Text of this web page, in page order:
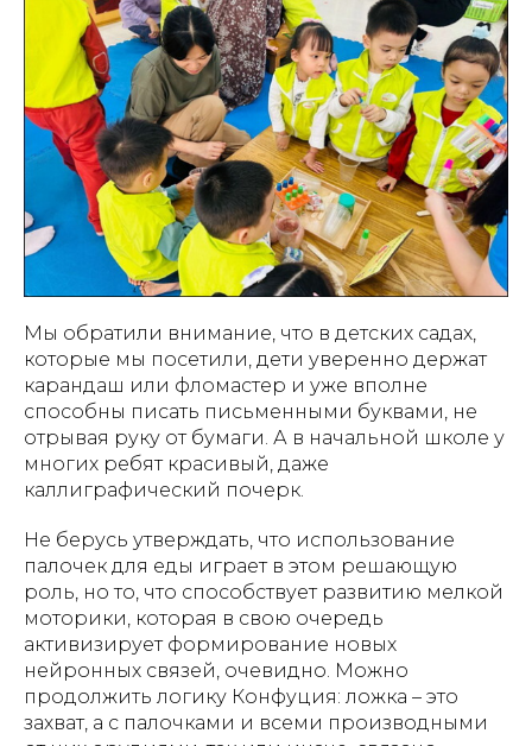
Мы обратили внимание, что в детских садах,
которые мы посетили, дети уверенно держат
карандаш или фломастер и уже вполне
способны писать письменными буквами, не
отрывая руку от бумаги. А в начальной школе у
многих ребят красивый, даже
каллиграфический почерк.
Не берусь утверждать, что использование
палочек для еды играет в этом решающую
роль, но то, что способствует развитию мелкой
моторики, которая в свою очередь
активизирует формирование новых
нейронных связей, очевидно. Можно
продолжить логику Конфуция: ложка – это
захват, а с палочками и всеми производными